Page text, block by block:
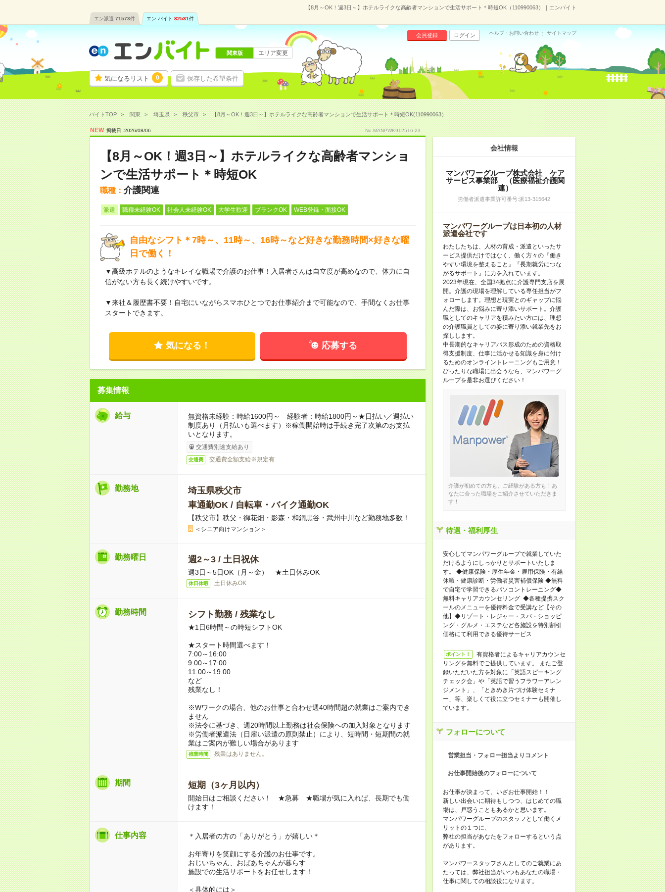
【8月～OK！週3日～】ホテルライクな高齢者マンションで生活サポート＊時短OK（110990063）｜エンバイト
エン派遣 71573件 エン バイト 82531件
気になるリスト 0 保存した希望条件
会員登録 ログイン ヘルプ・お問い合わせ サイトマップ
関東版 エリア変更
バイトTOP 関東 埼玉県 秩父市 【8月～OK！週3日～】ホテルライクな高齢者マンションで生活サポート＊時短OK(110990063）
NEW 掲載日 :2026/08/06 No.MANPWK912516-23
【8月～OK！週3日～】ホテルライクな高齢者マンショ
ンで生活サポート＊時短OK
職種： 介護関連
派遣 職種未経験OK 社会人未経験OK 大学生歓迎 ブランクOK WEB登録・面接OK
自由なシフト＊7時～、11時～、16時～など好きな勤務時間×好きな曜
日で働く！
▼高級ホテルのようなキレイな職場で介護のお仕事！入居者さんは自立度が高めなので、体力に自
信がない方も長く続けやすいです。
▼来社＆履歴書不要！自宅にいながらスマホひとつでお仕事紹介まで可能なので、手間なくお仕事
スタートできます。
気になる！ 応募する
募集情報
給与
無資格未経験：時給1600円～ 経験者：時給1800円～★日払い／週払い
制度あり（月払いも選べます）※稼働開始時は手続き完了次第のお支払
いとなります。
交通費別途支給あり
交通費 交通費全額支給※規定有
勤務地
埼玉県秩父市
車通勤OK / 自転車・バイク通勤OK
【秩父市】秩父・御花畑・影森・和銅黒谷・武州中川など勤務地多数！
＜シニア向けマンション＞
勤務曜日 週2～3 / 土日祝休
週3日～5日OK（月～金） ★土日休みOK
休日休暇 土日休みOK
勤務時間 シフト勤務 / 残業なし
★1日6時間～の時短シフトOK
★スタート時間選べます！
7:00～16:00
9:00～17:00
11:00～19:00
など
残業なし！
※Wワークの場合、他のお仕事と合わせ週40時間超の就業はご案内でき
ません
※法令に基づき、週20時間以上勤務は社会保険への加入対象となります
※労働者派遣法（日雇い派遣の原則禁止）により、短時間・短期間の就
業はご案内が難しい場合があります
残業時間 残業はありません。
期間 短期（3ヶ月以内）
開始日はご相談ください！ ★急募 ★職場が気に入れば、長期でも働
けます！
仕事内容 ＊入居者の方の「ありがとう」が嬉しい＊
お年寄りを笑顔にする介護のお仕事です。
おじいちゃん、おばあちゃんが暮らす
施設での生活サポートをお任せします！
＜具体的には＞
会社情報
マンパワーグループ株式会社 ケア
サービス事業部 （医療福祉介護関
連）
労働者派遣事業許可番号:派13-315642
マンパワーグループは日本初の人材
派遣会社です
わたしたちは、人材の育成・派遣といったサ
ービス提供だけではなく、働く方々の『働き
やすい環境を整えること』『長期就労につな
がるサポート』に力を入れています。
2023年現在、全国34拠点に介護専門支店を展
開。介護の現場を理解している専任担当がフ
ォローします。理想と現実とのギャップに悩
んだ際は、お悩みに寄り添いサポート。介護
職としてのキャリアを積みたい方には、理想
の介護職員としての姿に寄り添い就業先をお
探しします。
中長期的なキャリアパス形成のための資格取
得支援制度、仕事に活かせる知識を身に付け
るためのオンライントレーニングもご用意！
ぴったりな職場に出会うなら、マンパワーグ
ループを是非お選びください！
介護が初めての方も、ご経験がある方も！あ
なたに合った職場をご紹介させていただきま
す！
待遇・福利厚生
安心してマンパワーグループで就業していた
だけるようにしっかりとサポートいたしま
す。 ◆健康保険・厚生年金・雇用保険・有給
休暇・健康診断・労働者災害補償保険 ◆無料
で自宅で学習できるパソコントレーニング◆
無料キャリアカウンセリング ◆各種提携スク
ールのメニューを優待料金で受講など【その
他】◆リゾート・レジャー・スパ・ショッピ
ング・グルメ・エステなど各施設を特別割引
価格にて利用できる優待サービス
ポイント！
有資格者によるキャリアカウンセ
リングを無料でご提供しています。 またご登
録いただいた方を対象に「英語スピーキング
チェック会」や「英語で習うフラワーアレン
ジメント」、「ときめき片づけ体験セミナ
ー」等、楽しくて役に立つセミナーも開催し
ています。
フォローについて
営業担当・フォロー担当よりコメント
お仕事開始後のフォローについて
お仕事が決まって、いざお仕事開始！！
新しい出会いに期待もしつつ、はじめての職
場は、戸惑うこともあるかと思います。
マンパワーグループのスタッフとして働くメ
リットの１つに、
弊社の担当があなたをフォローするという点
があります。
マンパワースタッフさんとしてのご就業にあ
たっては、弊社担当がいつもあなたの職場・
仕事に関しての相談役になります。